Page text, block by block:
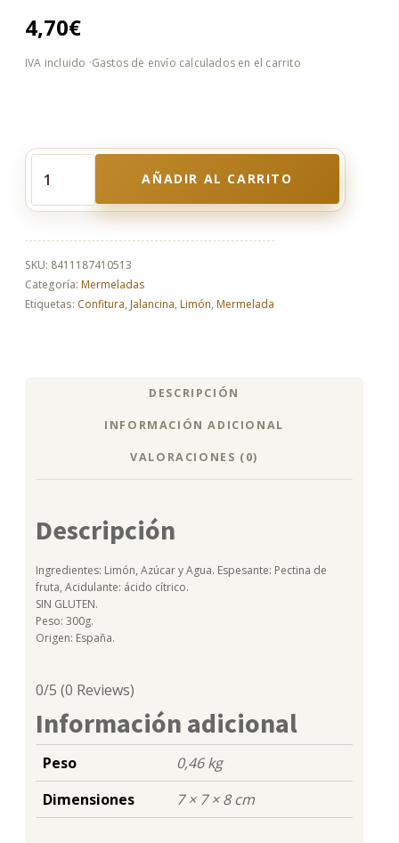
4,70€
Limón
Jalancina
cantidad
AÑADIR AL CARRITO
SKU: 8411187410513
Categoría: Mermeladas
Etiquetas: Confitura, Jalancina, Limón, Mermelada
DESCRIPCIÓN
INFORMACIÓN ADICIONAL
VALORACIONES (0)
Descripción
Ingredientes: Limón, Azúcar y Agua. Espesante: Pectina de
fruta, Acidulante: ácido cítrico.
SIN GLUTEN.
Peso: 300g.
Origen: España.
0/5 (0 Reviews)
Información adicional
Peso
0,46 kg
Dimensiones
7 × 7 × 8 cm